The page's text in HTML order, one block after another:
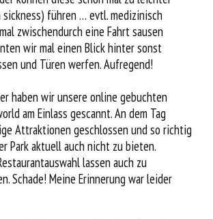
führen … evtl. medizinisch
zwischendurch eine Fahrt sausen
wir mal einen Blick hinter sonst
und Türen werfen. Aufregend!
haben wir unsere online gebuchten
am Einlass gescannt. An dem Tag
Attraktionen geschlossen und so richtig
Park aktuell auch nicht zu bieten.
lassen auch zu
Schade! Meine Erinnerung war leider